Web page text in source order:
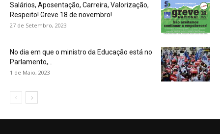
Salários, Aposentação, Carreira, Valorização,
Respeito! Greve 18 de novembro!
27 de Setembro, 2023
No dia em que o ministro da Educação está no
Parlamento,...
1 de Maio, 2023